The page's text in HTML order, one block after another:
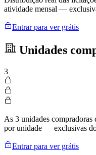
atividade mensal —
Entrar para ver grátis
Unidades
3
As 3 unidades compradoras
por unidade — exclusivas
Entrar para ver grátis